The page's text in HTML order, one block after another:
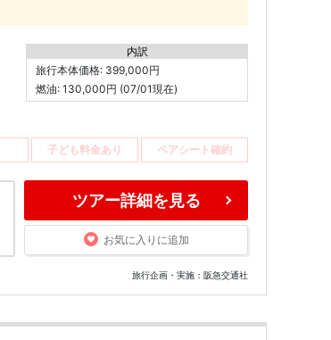
内訳
旅行本体価格: 399,000円
燃油: 130,000円 (07/01現在)
子ども料金あり ペアシート確約
ツアー詳細を見る
お気に入りに追加
旅行企画・実施：阪急交通社